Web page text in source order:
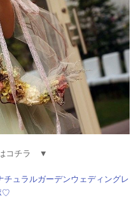
コチラ ▼
ュラルガーデンウェディングレ
♡